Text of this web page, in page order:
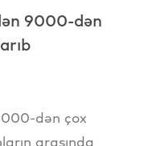
9000-dən
dən çox
arasında